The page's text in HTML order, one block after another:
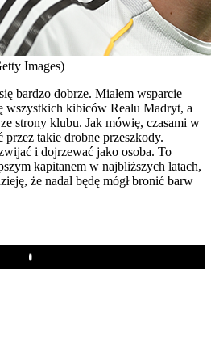
Images)
bardzo dobrze. Miałem wsparcie
wszystkich kibiców Realu Madryt, a
strony klubu. Jak mówię, czasami w
przez takie drobne przeszkody.
i dojrzewać jako osoba. To
kapitanem w najbliższych latach,
że nadal będę mógł bronić barw
Play